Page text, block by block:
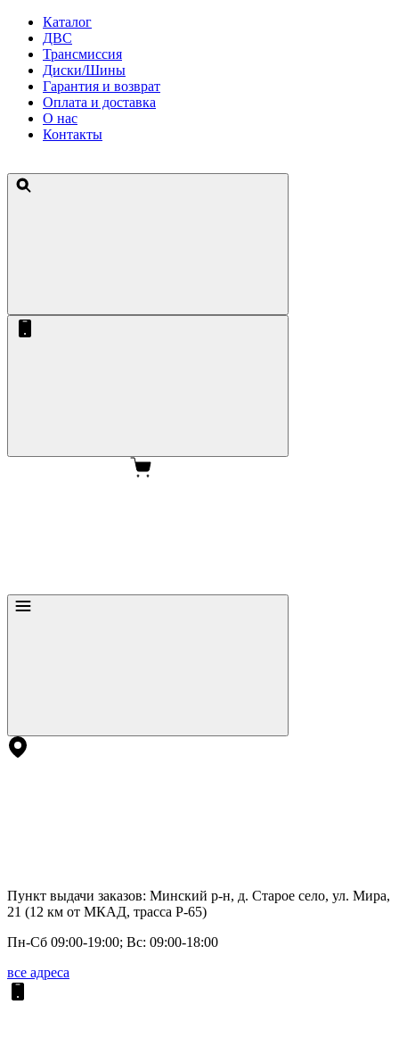
Каталог
ДВС
Трансмиссия
Диски/Шины
Гарантия и возврат
Оплата и доставка
О нас
Контакты
Пункт выдачи заказов: Минский р-н, д. Старое село, ул. Мира,
21 (12 км от МКАД, трасса P-65)
Пн-Сб 09:00-19:00; Вс: 09:00-18:00
все адреса